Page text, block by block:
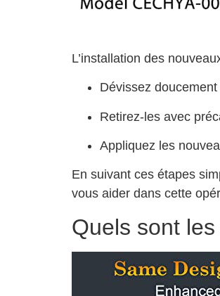
L’installation des
Dévissez
Retirez-les avec
Appliquez les
En suivant ces étapes
vous aider dans cette
Quels sont